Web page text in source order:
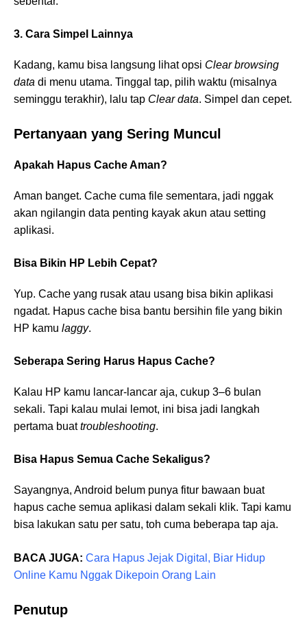
3. Cara Simpel Lainnya
Kadang, kamu bisa langsung lihat opsi Clear browsing
data di menu utama. Tinggal tap, pilih waktu (misalnya
seminggu terakhir), lalu tap Clear data. Simpel dan cepet.
Pertanyaan yang Sering Muncul
Apakah Hapus Cache Aman?
Aman banget. Cache cuma file sementara, jadi nggak
akan ngilangin data penting kayak akun atau setting
aplikasi.
Bisa Bikin HP Lebih Cepat?
Yup. Cache yang rusak atau usang bisa bikin aplikasi
ngadat. Hapus cache bisa bantu bersihin file yang bikin
HP kamu laggy.
Seberapa Sering Harus Hapus Cache?
Kalau HP kamu lancar-lancar aja, cukup 3–6 bulan
sekali. Tapi kalau mulai lemot, ini bisa jadi langkah
pertama buattroubleshooting.
Bisa Hapus Semua Cache Sekaligus?
Sayangnya, Android belum punya fitur bawaan buat
hapus cache semua aplikasi dalam sekali klik. Tapi kamu
bisa lakukan satu per satu, toh cuma beberapa tap aja.
BACA JUGA: Cara Hapus Jejak Digital, Biar Hidup
Online Kamu Nggak Dikepoin Orang Lain
Penutup